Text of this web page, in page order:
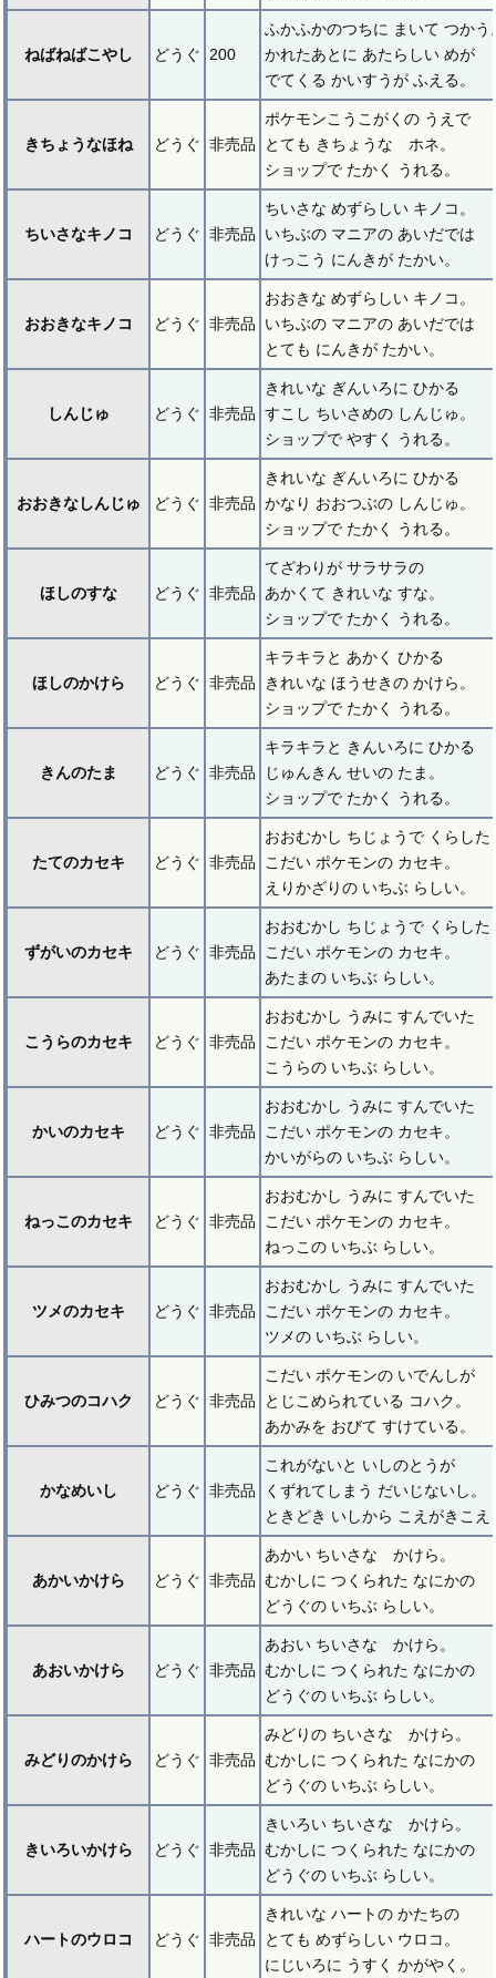
ねばねばこやし どうぐ 200
ふかふかのつちに まいて つかう
かれたあとに あたらしい めが
でてくる かいすうが ふえる。
きちょうなほね どうぐ 非売品
ポケモンこうこがくの うえで
とても きちょうな ホネ。
ショップで たかく うれる。
ちいさなキノコ どうぐ 非売品
ちいさな めずらしい キノコ。
いちぶの マニアの あいだでは
けっこう にんきが たかい。
おおきなキノコ どうぐ 非売品
おおきな めずらしい キノコ。
いちぶの マニアの あいだでは
とても にんきが たかい。
しんじゅ どうぐ 非売品
きれいな ぎんいろに ひかる
すこし ちいさめの しんじゅ。
ショップで やすく うれる。
おおきなしんじゅ どうぐ 非売品
きれいな ぎんいろに ひかる
かなり おおつぶの しんじゅ。
ショップで たかく うれる。
ほしのすな どうぐ 非売品
てざわりが サラサラの
あかくて きれいな すな。
ショップで たかく うれる。
ほしのかけら どうぐ 非売品
キラキラと あかく ひかる
きれいな ほうせきの かけら。
ショップで たかく うれる。
きんのたま どうぐ 非売品
キラキラと きんいろに ひかる
じゅんきん せいの たま。
ショップで たかく うれる。
たてのカセキ どうぐ 非売品
おおむかし ちじょうで くらした
こだい ポケモンの カセキ。
えりかざりの いちぶ らしい。
ずがいのカセキ どうぐ 非売品
おおむかし ちじょうで くらした
こだい ポケモンの カセキ。
あたまの いちぶ らしい。
こうらのカセキ どうぐ 非売品
おおむかし うみに すんでいた
こだい ポケモンの カセキ。
こうらの いちぶ らしい。
かいのカセキ どうぐ 非売品
おおむかし うみに すんでいた
こだい ポケモンの カセキ。
かいがらの いちぶ らしい。
ねっこのカセキ どうぐ 非売品
おおむかし うみに すんでいた
こだい ポケモンの カセキ。
ねっこの いちぶ らしい。
ツメのカセキ どうぐ 非売品
おおむかし うみに すんでいた
こだい ポケモンの カセキ。
ツメの いちぶ らしい。
ひみつのコハク どうぐ 非売品
こだい ポケモンの いでんしが
とじこめられている コハク。
あかみを おびて すけている。
かなめいし どうぐ 非売品
これがないと いしのとうが
くずれてしまう だいじないし。
ときどき いしから こえがきこえ
あかいかけら どうぐ 非売品
あかい ちいさな かけら。
むかしに つくられた なにかの
どうぐの いちぶ らしい。
あおいかけら どうぐ 非売品
あおい ちいさな かけら。
むかしに つくられた なにかの
どうぐの いちぶ らしい。
みどりのかけら どうぐ 非売品
みどりの ちいさな かけら。
むかしに つくられた なにかの
どうぐの いちぶ らしい。
きいろいかけら どうぐ 非売品
きいろい ちいさな かけら。
むかしに つくられた なにかの
どうぐの いちぶ らしい。
ハートのウロコ どうぐ 非売品
きれいな ハートの かたちの
とても めずらしい ウロコ。
にじいろに うすく かがやく。